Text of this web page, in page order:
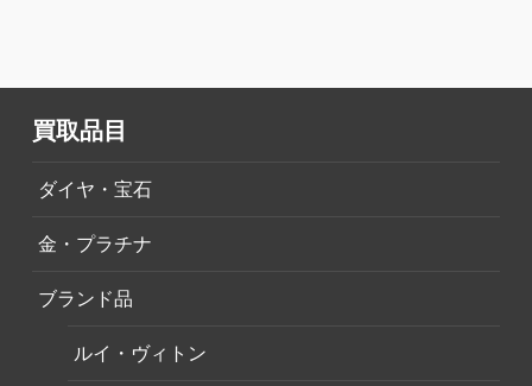
買取品目
ダイヤ・宝石
金・プラチナ
ブランド品
ルイ・ヴィトン